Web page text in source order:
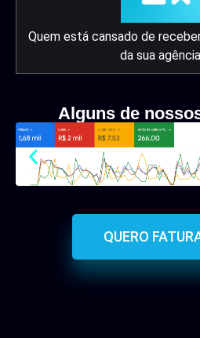
Quem está cansado de
da sua
Alguns de
QUERO